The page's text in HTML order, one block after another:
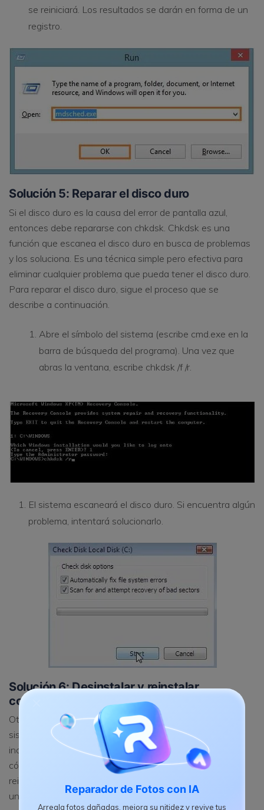
Reparador de Fotos con IA
Arregla fotos dañadas, mejora su nitidez y revive tus
se reiniciará. Los resultados se darán en forma de un
registro.
Solución 5: Reparar el disco duro
Si el disco duro es la causa del error de pantalla azul,
entonces debe repararse con chkdsk. Chkdsk es una
función que escanea el disco duro en busca de problemas
y los soluciona. Es una técnica simple pero efectiva para
eliminar cualquier problema que pueda tener el disco duro.
Para reparar el disco duro, sigue el proceso que se
describe a continuación.
Abre el símbolo del sistema (escribe cmd.exe en la
barra de búsqueda del programa). Una vez que
abras la ventana, escribe chkdsk /f /r.
El sistema escaneará el disco duro. Si encuentra algún
problema, intentará solucionarlo.
Solución 6: Desinstalar y reinstalar
controladores
Otra solución sería reinstalar los controladores de tu
sistema operativo Windows. Dado que si se instalan
incorrectamente, las actualizaciones son la causa del
código de error Bccode 1a. Debes desinstalar y luego
reinstalar el controlador. Desinstalar los controladores es
un proceso simple, para completarlo, debes seguir estos